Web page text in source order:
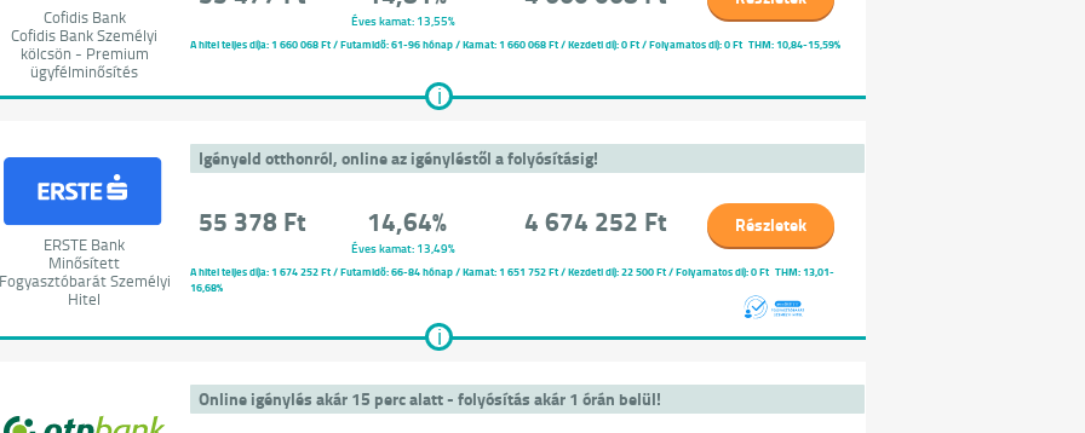
Cofidis Bank
Cofidis Bank Személyi
kölcsön - Premium
ügyfélminősítés
Éves kamat: 13,55%
A hitel teljes díja:1 660 068 Ft/ Futamidő: 61-96 hónap / Kamat: 1 660 068 Ft / Kezdeti díj: 0 Ft / Folyamatos díj: 0 Ft THM: 10,84-15,59%
i
ERSTE Bank
Minősített
Fogyasztóbarát Személyi
Hitel
Igényeld otthonról, online az igényléstől a folyósításig!
55 378 Ft 14,64%
Éves kamat: 13,49%
4 674 252 Ft Részletek
A hitel teljes díja:1 674 252 Ft/ Futamidő: 66-84 hónap / Kamat: 1 651 752 Ft / Kezdeti díj: 22 500 Ft / Folyamatos díj: 0 Ft THM: 13,01-
16,68%
i
Online igénylés akár 15 perc alatt - folyósítás akár 1 órán belül!